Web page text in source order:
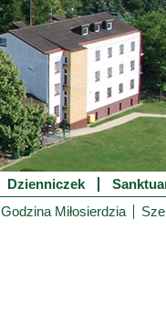
Dzienniczek
Godzina Miłosierdzia